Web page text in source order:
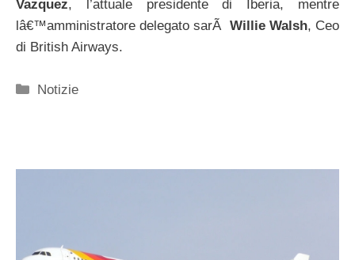
Vazquez, l’attuale presidente di Iberia, mentre
lâ€™amministratore delegato sarÃ Willie Walsh, Ceo
di British Airways.
Categorie
Notizie